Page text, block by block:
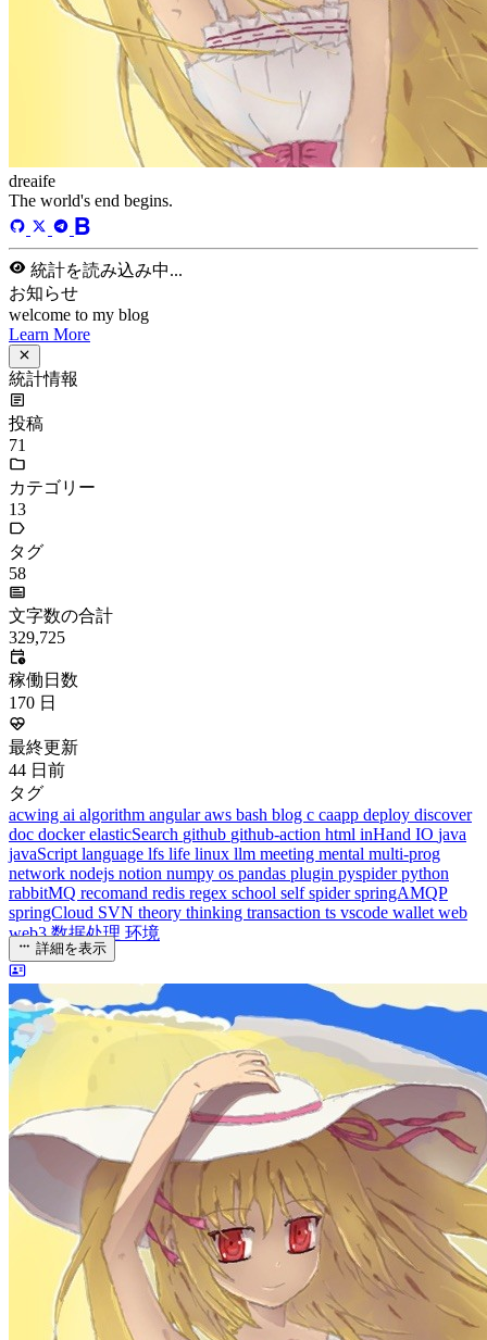
dreaife
The world's end begins.
統計を読み込み中...
お知らせ
welcome to my blog
Learn More
統計情報
投稿
71
カテゴリー
13
タグ
58
文字数の合計
329,725
稼働日数
170 日
最終更新
44 日前
タグ
acwing ai algorithm angularaws bash blog c caapp deploy discover
doc dockerelasticSearch github github-action html inHand IO java
javaScript language lfs life linux llm meeting mental multi-prog
network nodejs notion numpy os pandas plugin pyspiderpython
rabbitMQ recomand redis regex school selfspiderspringAMQP
springCloud SVN theory thinking transaction ts vscode wallet web
web3数据处理 环境
詳細を表示